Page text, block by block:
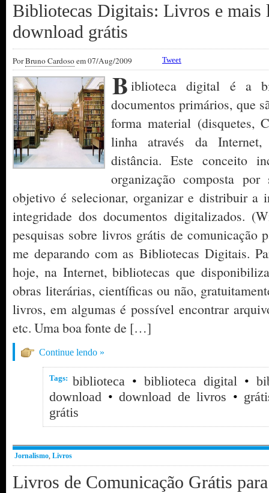
Bibliotecas Digitais: Livros e mais
download grátis
PorBruno Cardosoem 07/Aug/2009 Tweet
B iblioteca digital é a
documentos primários, que
forma material (disquetes,
linha através da
distância. Este conceito
organização composta
objetivo é selecionar, organizar e distribuir a
integridade dos documentos digitalizados.
pesquisas sobre livros grátis de comunicação
me deparando com as Bibliotecas Digitais.
hoje, na Internet, bibliotecas que
obras literárias, científicas ou não,
livros, em algumas é possível encontrar
etc. Uma boa fonte de […]
Continue lendo »
Tags: biblioteca • biblioteca digital •
download • download de livros •
grátis
Jornalismo, Livros
Livros de Comunicação Grátis